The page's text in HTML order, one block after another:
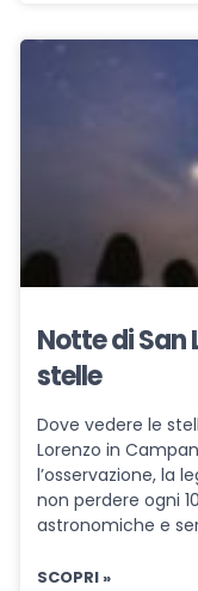
Notte di San
stelle
Dove vedere le
Lorenzo in
l’osservazione, la
non perdere ogni
astronomiche e
SCOPRI »